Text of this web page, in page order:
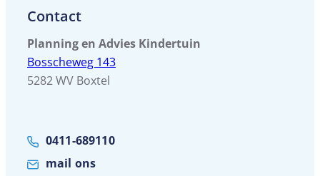
Contact
Planning en Advies Kindertuin
Bosscheweg 143
5282 WV Boxtel
0411-689110
mail ons